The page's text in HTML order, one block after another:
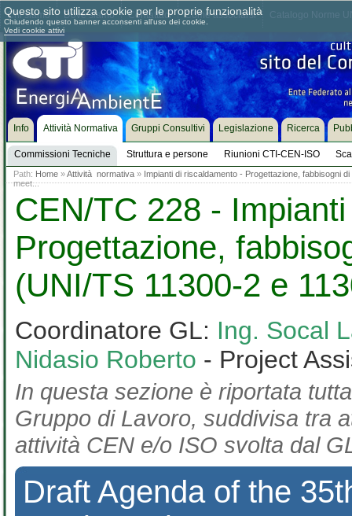
Chi siamo Dove siamo Contattaci Come associarsi
Info Attività Normativa
Commissioni Tecniche Struttura e persone Riunioni CTI-CEN-ISO
Gruppi Consultivi Legislazione Ricerca
Path: Home »Attività normativa » Impianti di riscaldamento - Progettazione, fabbisogni
meet...
CEN/TC 228 -
Progettazione,
(UNI/TS 11300-2 e
Coordinatore GL: Ing. Socal
Nidasio Roberto - Project
In questa sezione è riportata
Gruppo di Lavoro, suddivisa tra
attività CEN e/o ISO svolta dal
Draft Agenda of the
Questo sito utilizza cookie per le proprie funzionalità
Chiudendo questo banner acconsenti all'uso dei cookie.
Vedi cookie attivi